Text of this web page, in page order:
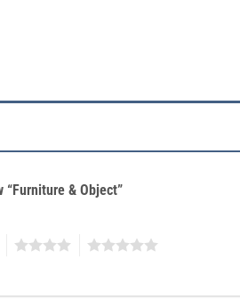
& Object”